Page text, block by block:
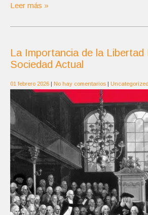
Leer más »
La Importancia de la
Sociedad Actual
01 febrero 2026 | No hay comentarios | Uncategorized